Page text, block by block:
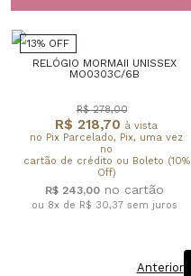
13% OFF
RELÓGIO MORMAII UNISSEX
MO0303C/6B
R$ 218,70 à vista
no Pix Parcelado, Pix, uma vez
no
cartão de crédito ou Boleto (10%
Off)
R$ 278,00
R$ 243,00
ou 8x de R$ 30,37 sem juros
Anterior